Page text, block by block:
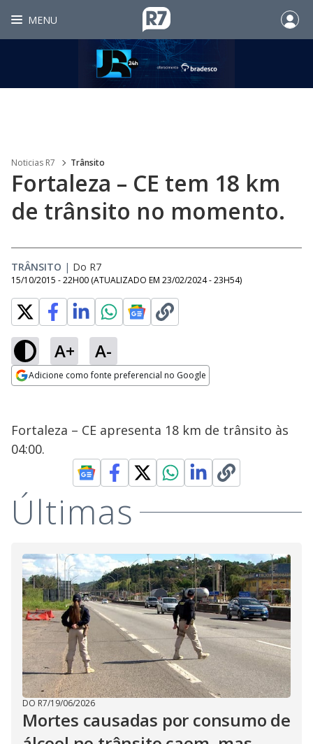
MENU
Noticias R7 Trânsito
Fortaleza – CE tem 18 km
de trânsito no momento.
TRÂNSITO | Do R7
15/10/2015 - 22H00 (ATUALIZADO EM 23/02/2024 - 23H54)
A+ A-
Adicione como fonte preferencial no Google
Fortaleza – CE apresenta 18 km de trânsito às
04:00.
Últimas
DO R7/19/06/2026
Mortes causadas por consumo de